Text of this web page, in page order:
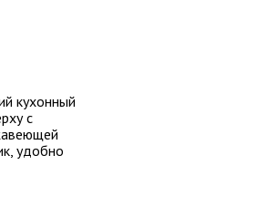
кухонный
с
удобно